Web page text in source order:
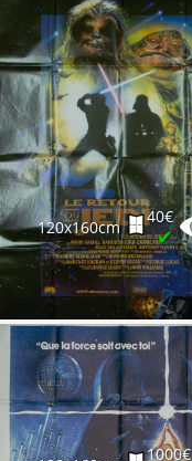
120x160cm
40€
✔
1000€